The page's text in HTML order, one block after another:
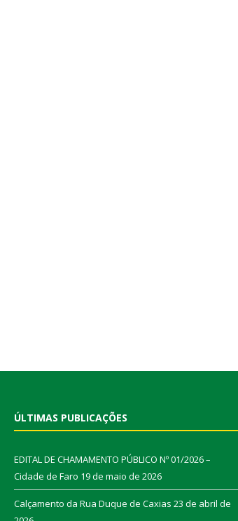
ÚLTIMAS PUBLICAÇÕES
EDITAL DE CHAMAMENTO PÚBLICO Nº 01/2026 –
Cidade de Faro 19 de maio de 2026
Calçamento da Rua Duque de Caxias 23 de abril de